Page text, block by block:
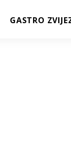
GASTRO